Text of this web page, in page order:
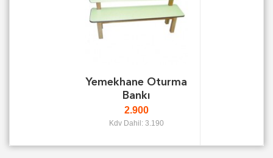
Yemekhane Oturma
Bankı
2.900
Kdv Dahil: 3.190